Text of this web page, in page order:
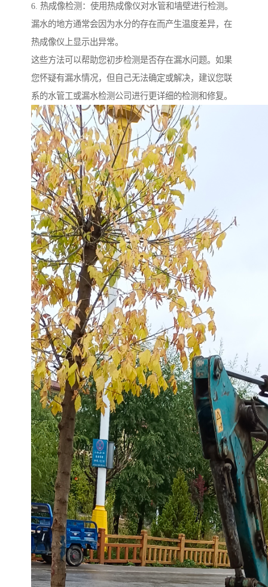
6. 热成像检测：使用热成像仪对水管和墙壁进行检测。
漏水的地方通常会因为水分的存在而产生温度差异，在
热成像仪上显示出异常。
这些方法可以帮助您初步检测是否存在漏水问题。如果
您怀疑有漏水情况，但自己无法确定或解决，建议您联
系的水管工或漏水检测公司进行更详细的检测和修复。